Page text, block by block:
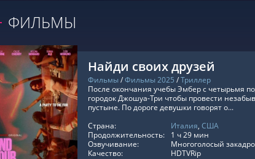
ФИЛЬМЫ
СМОТРЕТЬ ОНЛАЙН
Найди своих друзей
Фильмы/Фильмы 2025 /Триллер
После окончания учебы Эмбер с четырьмя
городок Джошуа-Три чтобы провести
пустыне. По дороге девушки говорят о...
Страна:
Италия, США
Продолжительность:
1 ч 29 мин
Озвучивание:
Многоголосый
Качество:
HDTVRip